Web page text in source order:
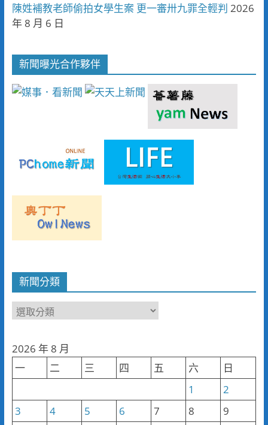
陳姓補教老師偷拍女學生案 更一審卅九罪全輕判 2026
年 8 月 6 日
新聞曝光合作夥伴
新聞分類
新
類
2026 年 8 月
一
二 三 四 五 六
日
1
2
3
4 5 6 7 8
9